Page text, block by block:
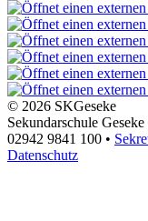
© 2026 SKGeseke
Sekundarschule
02942 9841 100 •
Datenschutz